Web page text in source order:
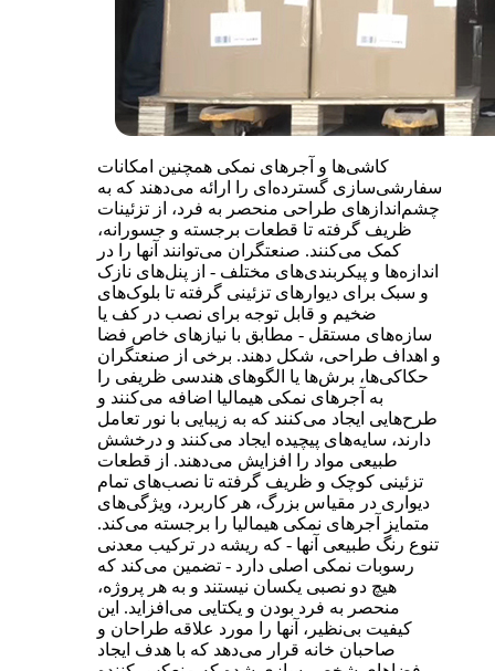
کاشی‌ها و آجرهای نمکی همچنین امکانات
سفارشی‌سازی گسترده‌ای را ارائه می‌دهند که به
چشم‌اندازهای طراحی منحصر به فرد، از تزئینات
ظریف گرفته تا قطعات برجسته و جسورانه،
کمک می‌کنند. صنعتگران می‌توانند آنها را در
اندازه‌ها و پیکربندی‌های مختلف - از پنل‌های نازک
و سبک برای دیوارهای تزئینی گرفته تا بلوک‌های
ضخیم و قابل توجه برای نصب در کف یا
سازه‌های مستقل - مطابق با نیازهای خاص فضا
و اهداف طراحی، شکل دهند. برخی از صنعتگران
حکاکی‌ها، برش‌ها یا الگوهای هندسی ظریفی را
به آجرهای نمکی هیمالیا اضافه می‌کنند و
طرح‌هایی ایجاد می‌کنند که به زیبایی با نور تعامل
دارند، سایه‌های پیچیده ایجاد می‌کنند و درخشش
طبیعی مواد را افزایش می‌دهند. از قطعات
تزئینی کوچک و ظریف گرفته تا نصب‌های تمام
دیواری در مقیاس بزرگ، هر کاربرد، ویژگی‌های
متمایز آجرهای نمکی هیمالیا را برجسته می‌کند.
تنوع رنگ طبیعی آنها - که ریشه در ترکیب معدنی
رسوبات نمکی اصلی دارد - تضمین می‌کند که
هیچ دو نصبی یکسان نیستند و به هر پروژه،
منحصر به فرد بودن و یکتایی می‌افزاید. این
کیفیت بی‌نظیر، آنها را مورد علاقه طراحان و
صاحبان خانه قرار می‌دهد که با هدف ایجاد